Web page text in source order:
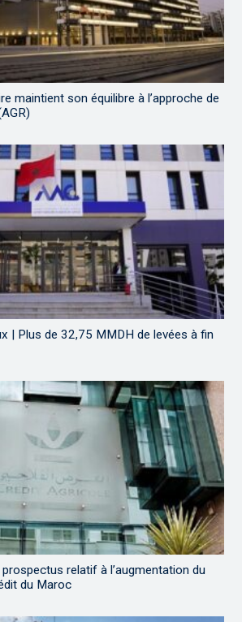
maintient son équilibre à l’approche de
| Plus de 32,75 MMDH de levées à fin
relatif à l’augmentation du
du Maroc